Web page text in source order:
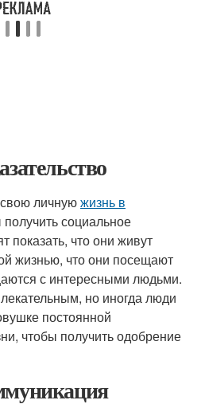
личнуюжизнь в
получить социальное
показать, что они живут
жизнью, что они посещают
с интересными людьми.
но иногда люди
постоянной
чтобы получить одобрение